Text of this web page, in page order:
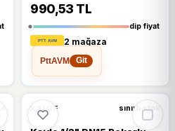
990,53 TL
dip fiyat
2 mağaza
PttAVM
Git
KALDE sınırlı stok